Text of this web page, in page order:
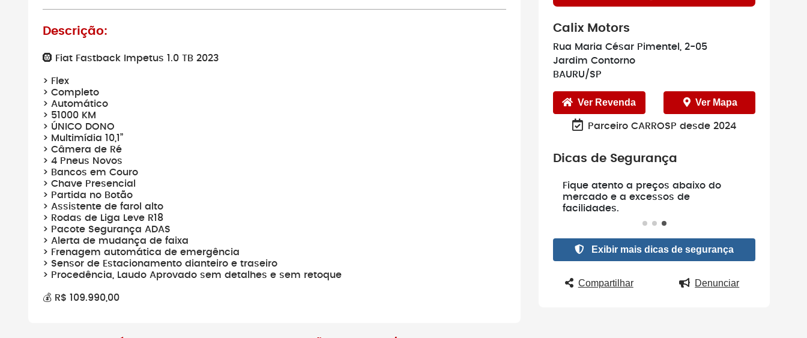
Descrição:
🛞 Fiat Fastback Impetus 1.0 TB 2023
> Flex
> Completo
> Automático
> 51000 KM
> ÚNICO DONO
> Multimídia 10,1”
> Câmera de Ré
> 4 Pneus Novos
> Bancos em Couro
> Chave Presencial
> Partida no Botão
> Assistente de farol alto
> Rodas de Liga Leve R18
> Pacote Segurança ADAS
> Alerta de mudança de faixa
> Frenagem automática de emergência
> Sensor de Estacionamento dianteiro e traseiro
> Procedência, Laudo Aprovado sem detalhes e sem retoque
💰 R$ 109.990,00
Calix Motors
Rua Maria César Pimentel, 2-05
Jardim Contorno
BAURU/SP
Ver Revenda Ver Mapa
Parceiro CARROSP desde 2024
Dicas de Segurança
Fique atento a preços abaixo do
mercado e a excessos de
facilidades.
Exibir mais dicas de segurança
Compartilhar Denunciar